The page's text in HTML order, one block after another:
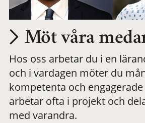
Möt våra
Hos oss arbetar du i en
och i vardagen möter du
kompetenta och
arbetar ofta i projekt och
med varandra.